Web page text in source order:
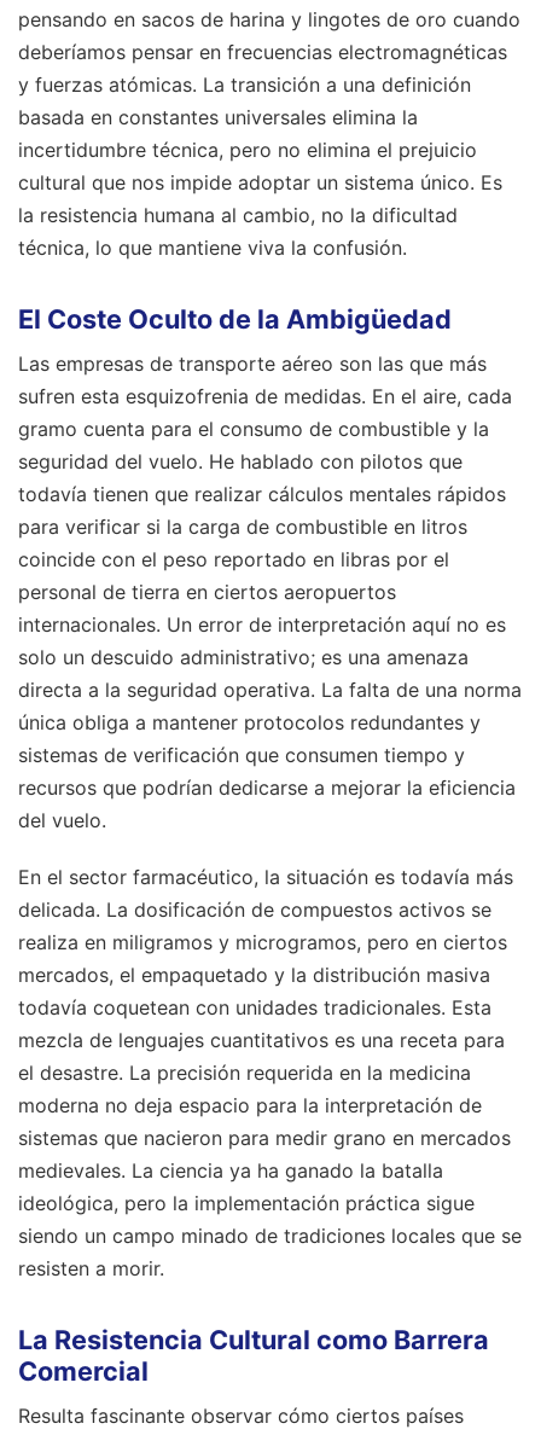
pensando en sacos de harina y lingotes de oro cuando
deberíamos pensar en frecuencias electromagnéticas
y fuerzas atómicas. La transición a una definición
basada en constantes universales elimina la
incertidumbre técnica, pero no elimina el prejuicio
cultural que nos impide adoptar un sistema único. Es
la resistencia humana al cambio, no la dificultad
técnica, lo que mantiene viva la confusión.
El Coste Oculto de la Ambigüedad
Las empresas de transporte aéreo son las que más
sufren esta esquizofrenia de medidas. En el aire, cada
gramo cuenta para el consumo de combustible y la
seguridad del vuelo. He hablado con pilotos que
todavía tienen que realizar cálculos mentales rápidos
para verificar si la carga de combustible en litros
coincide con el peso reportado en libras por el
personal de tierra en ciertos aeropuertos
internacionales. Un error de interpretación aquí no es
solo un descuido administrativo; es una amenaza
directa a la seguridad operativa. La falta de una norma
única obliga a mantener protocolos redundantes y
sistemas de verificación que consumen tiempo y
recursos que podrían dedicarse a mejorar la eficiencia
del vuelo.
En el sector farmacéutico, la situación es todavía más
delicada. La dosificación de compuestos activos se
realiza en miligramos y microgramos, pero en ciertos
mercados, el empaquetado y la distribución masiva
todavía coquetean con unidades tradicionales. Esta
mezcla de lenguajes cuantitativos es una receta para
el desastre. La precisión requerida en la medicina
moderna no deja espacio para la interpretación de
sistemas que nacieron para medir grano en mercados
medievales. La ciencia ya ha ganado la batalla
ideológica, pero la implementación práctica sigue
siendo un campo minado de tradiciones locales que se
resisten a morir.
La Resistencia Cultural como Barrera
Comercial
Resulta fascinante observar cómo ciertos países